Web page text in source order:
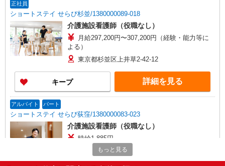
正社員
ショートステイ せらび杉並/1380000089-018
介護施設看護師（役職なし）
月給297,200円〜307,200円（経験・能力等に
よる）
東京都杉並区上井草2-42-12
キープ 詳細を見る
アルバイト パート
ショートステイ せらび荻窪/1380000083-023
介護施設看護師（役職なし）
時給1,885円
東京都杉並区今川4-8-8 バス停「井草八幡宮」
下車後、徒歩1分
もっと見る